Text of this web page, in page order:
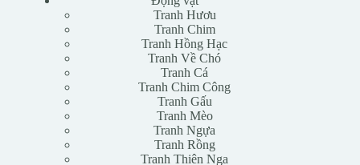
Tranh Hươu
Tranh Chim
Tranh Hồng Hạc
Tranh Về Chó
Tranh Cá
Tranh Chim Công
Tranh Gấu
Tranh Mèo
Tranh Ngựa
Tranh Rồng
Tranh Thiên Nga